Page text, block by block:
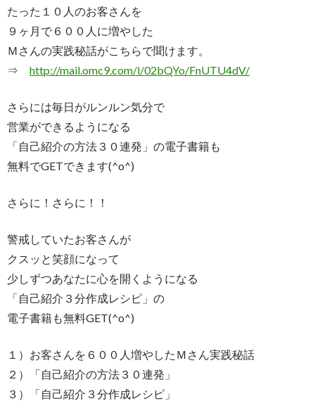
たった１０人のお客さんを
９ヶ月で６００人に増やした
Ｍさんの実践秘話がこちらで聞けます。
⇒ http://mail.omc9.com/l/02bQYo/FnUTU4dV/
さらには毎日がルンルン気分で
営業ができるようになる
「自己紹介の方法３０連発」の電子書籍も
無料でGETできます(^o^)
さらに！さらに！！
警戒していたお客さんが
クスッと笑顔になって
少しずつあなたに心を開くようになる
「自己紹介３分作成レシピ」の
電子書籍も無料GET(^o^)
１）お客さんを６００人増やしたＭさん実践秘話
２）「自己紹介の方法３０連発」
３）「自己紹介３分作成レシピ」